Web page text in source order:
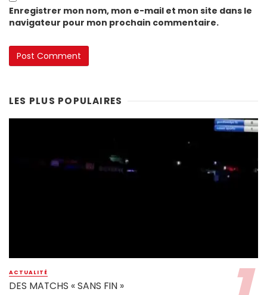
Enregistrer mon nom, mon e-mail et mon site dans le
navigateur pour mon prochain commentaire.
LES PLUS POPULAIRES
ACTUALITÉ
DES MATCHS « SANS FIN »